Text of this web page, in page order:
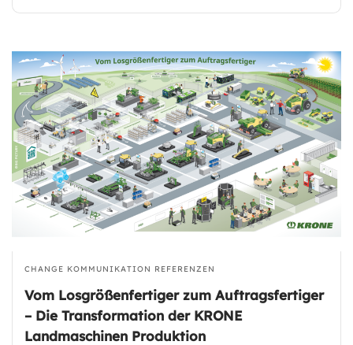
CHANGE KOMMUNIKATION REFERENZEN
Vom Losgrößenfertiger zum Auftragsfertiger
– Die Transformation der KRONE
Landmaschinen Produktion